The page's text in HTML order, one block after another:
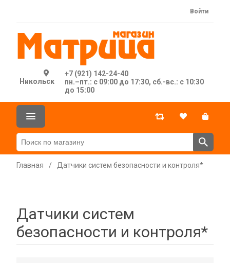
Никольск
+7 (921) 142-24-40
пн.–пт.: с 09:00 до 17:30, сб.-вс.: с 10:30
до 15:00
Войти
Главная / Датчики систем безопасности и контроля*
Датчики систем
безопасности и контроля*